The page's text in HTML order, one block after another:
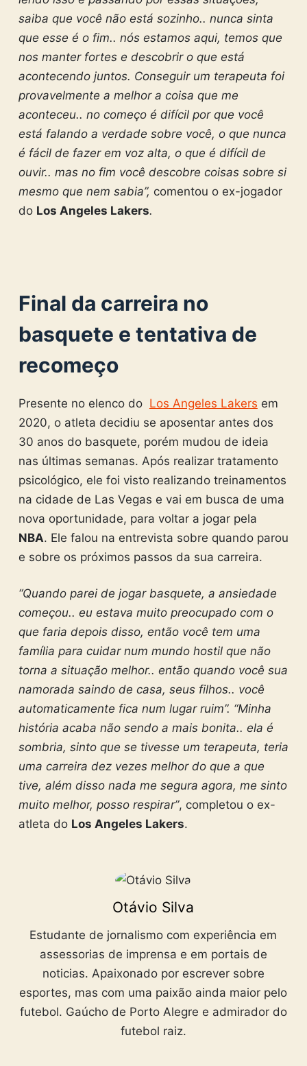
saiba que você não está sozinho.. nunca sinta
que esse é o fim.. nós estamos aqui, temos que
nos manter fortes e descobrir o que está
acontecendo juntos. Conseguir um terapeuta foi
provavelmente a melhor a coisa que me
aconteceu.. no começo é difícil por que você
está falando a verdade sobre você, o que nunca
é fácil de fazer em voz alta, o que é difícil de
ouvir.. mas no fim você descobre coisas sobre si
mesmo que nem sabia”, comentou o ex-jogador
do Los Angeles Lakers.
Final da carreira no
basquete e tentativa de
recomeço
Presente no elenco do Los Angeles Lakers em
2020, o atleta decidiu se aposentar antes dos
30 anos do basquete, porém mudou de ideia
nas últimas semanas. Após realizar tratamento
psicológico, ele foi visto realizando treinamentos
na cidade de Las Vegas e vai em busca de uma
nova oportunidade, para voltar a jogar pela
NBA. Ele falou na entrevista sobre quando parou
e sobre os próximos passos da sua carreira.
“Quando parei de jogar basquete, a ansiedade
começou.. eu estava muito preocupado com o
que faria depois disso, então você tem uma
família para cuidar num mundo hostil que não
torna a situação melhor.. então quando você sua
namorada saindo de casa, seus filhos.. você
automaticamente fica num lugar ruim”. “Minha
história acaba não sendo a mais bonita.. ela é
sombria, sinto que se tivesse um terapeuta, teria
uma carreira dez vezes melhor do que a que
tive, além disso nada me segura agora, me sinto
muito melhor, posso respirar”, completou o ex-
atleta do Los Angeles Lakers.
Otávio Silva
Estudante de jornalismo com experiência em
assessorias de imprensa e em portais de
noticias. Apaixonado por escrever sobre
esportes, mas com uma paixão ainda maior pelo
futebol. Gaúcho de Porto Alegre e admirador do
futebol raiz.